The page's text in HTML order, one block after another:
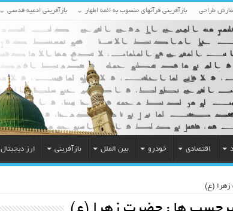
طراحی بازآفرینی قرآنهای منسوب به ائمه اطهار بازآفرینی ادعیه قدسی
اقتصادی خودرو بین الملل بازآفرینی ارز دیجیتال
(ع)